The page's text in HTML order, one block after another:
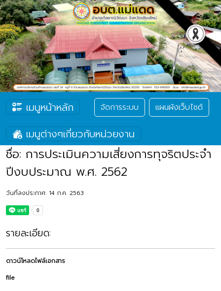
เมนูหน้าหลัก จัดการระบบ แผนผังเว็บไซต์
เมนูต่างๆเกี่ยวกับหน่วยงาน
ชื่อ: การประเมินความเสี่ยงการทุจริตประจำ
ปีงบประมาณ พ.ศ. 2562
วันที่ลงประกาศ: 14 ก.ค. 2563
รายละเอียด:
ดาวน์โหลดไฟล์เอกสาร
file